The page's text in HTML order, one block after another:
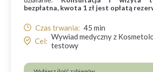
bezpłatna, kwota 1 zł jest opłatą
Czas trwania: 45 min
Cel: Wywiad medyczny z
testowy